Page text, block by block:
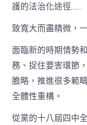
護的法治化途徑……
致寬大而盡精微，
面臨新的時期情勢
務、捉住要害環節
膽略，推進很多範
全體性重構。
從黨的十八屆四中